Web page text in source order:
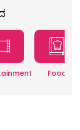
Food